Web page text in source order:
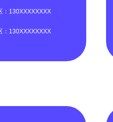
：130XXXXXXXX
：130XXXXXXXX